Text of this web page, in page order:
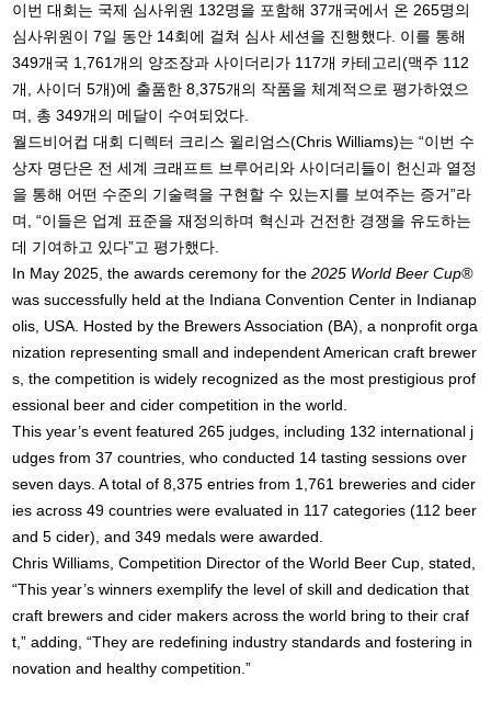
이번 대회는 국제 심사위원 132명을 포함해 37개국에서 온 265명의
심사위원이 7일 동안 14회에 걸쳐 심사 세션을 진행했다. 이를 통해
349개국 1,761개의 양조장과 사이더리가 117개 카테고리(맥주 112
개, 사이더 5개)에 출품한 8,375개의 작품을 체계적으로 평가하였으
며, 총 349개의 메달이 수여되었다.
월드비어컵 대회 디렉터 크리스 윌리엄스(Chris Williams)는 “이번 수
상자 명단은 전 세계 크래프트 브루어리와 사이더리들이 헌신과 열정
을 통해 어떤 수준의 기술력을 구현할 수 있는지를 보여주는 증거”라
며, “이들은 업계 표준을 재정의하며 혁신과 건전한 경쟁을 유도하는
데 기여하고 있다”고 평가했다.
In May 2025, the awards ceremony for the2025 World Beer Cup®
was successfully held at the Indiana Convention Center in Indianap
olis, USA. Hosted by the Brewers Association (BA), a nonprofit orga
nization representing small and independent American craft brewer
s, the competition is widely recognized as the most prestigious prof
essional beer and cider competition in the world.
This year’s event featured 265 judges, including 132 international j
udges from 37 countries, who conducted 14 tasting sessions over
seven days. A total of 8,375 entries from 1,761 breweries and cider
ies across 49 countries were evaluated in 117 categories (112 beer
and 5 cider), and 349 medals were awarded.
Chris Williams, Competition Director of the World Beer Cup, stated,
“This year’s winners exemplify the level of skill and dedication that
craft brewers and cider makers across the world bring to their craf
t,” adding, “They are redefining industry standards and fostering in
novation and healthy competition.”